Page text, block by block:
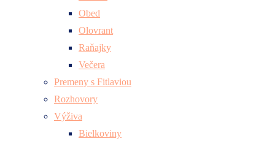
Obed
Olovrant
Raňajky
Večera
Premeny s Fitlaviou
Rozhovory
Výživa
Bielkoviny